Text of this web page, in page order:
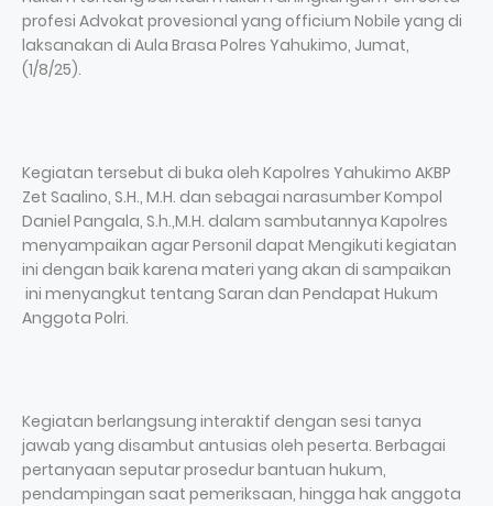
profesi Advokat provesional yang officium Nobile yang di
laksanakan di Aula Brasa Polres Yahukimo, Jumat,
(1/8/25).
Kegiatan tersebut di buka oleh Kapolres Yahukimo AKBP
Zet Saalino, S.H., M.H. dan sebagai narasumber Kompol
Daniel Pangala, S.h.,M.H. dalam sambutannya Kapolres
menyampaikan agar Personil dapat Mengikuti kegiatan
ini dengan baik karena materi yang akan di sampaikan
ini menyangkut tentang Saran dan Pendapat Hukum
Anggota Polri.
Kegiatan berlangsung interaktif dengan sesi tanya
jawab yang disambut antusias oleh peserta. Berbagai
pertanyaan seputar prosedur bantuan hukum,
pendampingan saat pemeriksaan, hingga hak anggota